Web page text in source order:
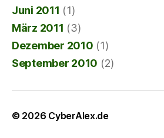
Juni 2011 (1)
März 2011 (3)
Dezember 2010 (1)
September 2010 (2)
© 2026 CyberAlex.de